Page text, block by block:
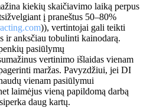
kiekių skaičiavimo laiką perpus
į praneštus 50–80%
)), vertintojai gali teikti
ir anksčiau tobulinti kainodarą.
pasiūlymų
vertinimo išlaidas vienam
maržas. Pavyzdžiui, jei DI
vienam pasiūlymui
laimėjus vieną papildomą darbą
daug kartų.